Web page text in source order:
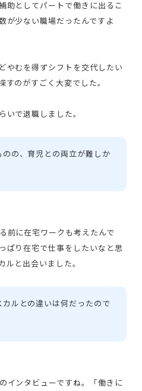
助としてパートで働きに出るこ
が少ない職場だったんですよ
やむを得ずシフトを交代したい
すのがすごく大変でした。
いで退職しました。
の、育児との両立が難しか
前に在宅ワークも考えたんで
ぱり在宅で仕事をしたいなと思
ルと出会いました。
ルとの違いは何だったので
インタビューですね。「働きに